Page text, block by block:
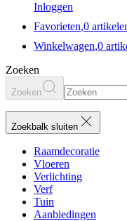
Inloggen
Favorieten,0
Winkelwagen,0
Zoeken
Zoeken
Zoekbalk sluiten
Raamdecoratie
Vloeren
Verlichting
Verf
Tuin
Aanbiedingen